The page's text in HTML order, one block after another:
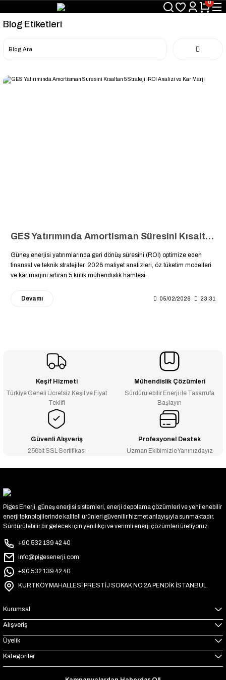
0
Blog Etiketleri
GES Yatırımında Amortisman Süresini Kısaltan 5 Strateji: ROI Analizi ve Kar Marjı
Güneş enerjisi yatırımlarında geri dönüş süresini (ROI) optimize eden
finansal ve teknik stratejiler. 2026 maliyet analizleri, öz tüketim modelleri
ve kâr marjını artıran 5 kritik mühendislik hamlesi.
Devamı 05/02/2026 23:31
Keşif Hizmeti
Türkiye Geneli Ücretsiz Keşif ve Fiyat
Teklifi
Mühendislik Çözümleri
Sürdürülebilir Enerji ile Tasarrufa
Başlayın
Güvenli Alışveriş
256bit SSL Sertifikası
Profesyonel Destek
Uzman Ekibimizle Yanınızdayız
Piges Enerji, güneş enerjisi sistemleri, enerji depolama çözümleri ve yenilenebilir
enerji teknolojilerinde kaliteli ürünleri güvenilir hizmet anlayışıyla sunmaktadır.
Sürdürülebilir bir gelecek için yenilikçi ve verimli enerji çözümleri üretiyoruz.
+90 532 139 42 40
info@pigesenerji.com
+90 532 139 42 40
KURTKÖY MAHALLESİ PRESTİJ SOKAK NO 2A PENDİK İSTANBUL
Kurumsal
Alışveriş
Üyelik
Kategoriler